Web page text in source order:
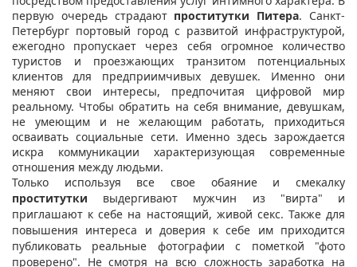
первую очередь страдают проститутки Питера. Санкт-
Петербург портовый город с развитой инфраструктурой,
ежегодно пропускает через себя огромное количество
туристов и проезжающих транзитом потенциальных
клиентов для предприимчивых девушек. Именно они
меняют свои интересы, предпочитая цифровой мир
реальному. Чтобы обратить на себя внимание, девушкам,
не умеющим и не желающим работать, приходиться
осваивать социальные сети. Именно здесь зарождается
искра коммуникации характеризующая современные
отношения между людьми.
Только используя все свое обаяние и смекалку
проститутки выдергивают мужчин из "вирта" и
приглашают к себе на настоящий, живой секс. Также для
повышения интереса и доверия к себе им приходится
публиковать реальные фотографии с пометкой "фото
проверено". Не смотря на всю сложность заработка на